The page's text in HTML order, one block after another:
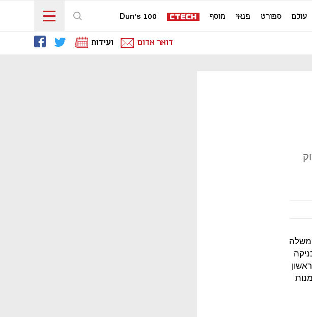
עולם ספורט פנאי מוסף Dun's 100
דואר אדום ועידות
הראשון
בהזמנות